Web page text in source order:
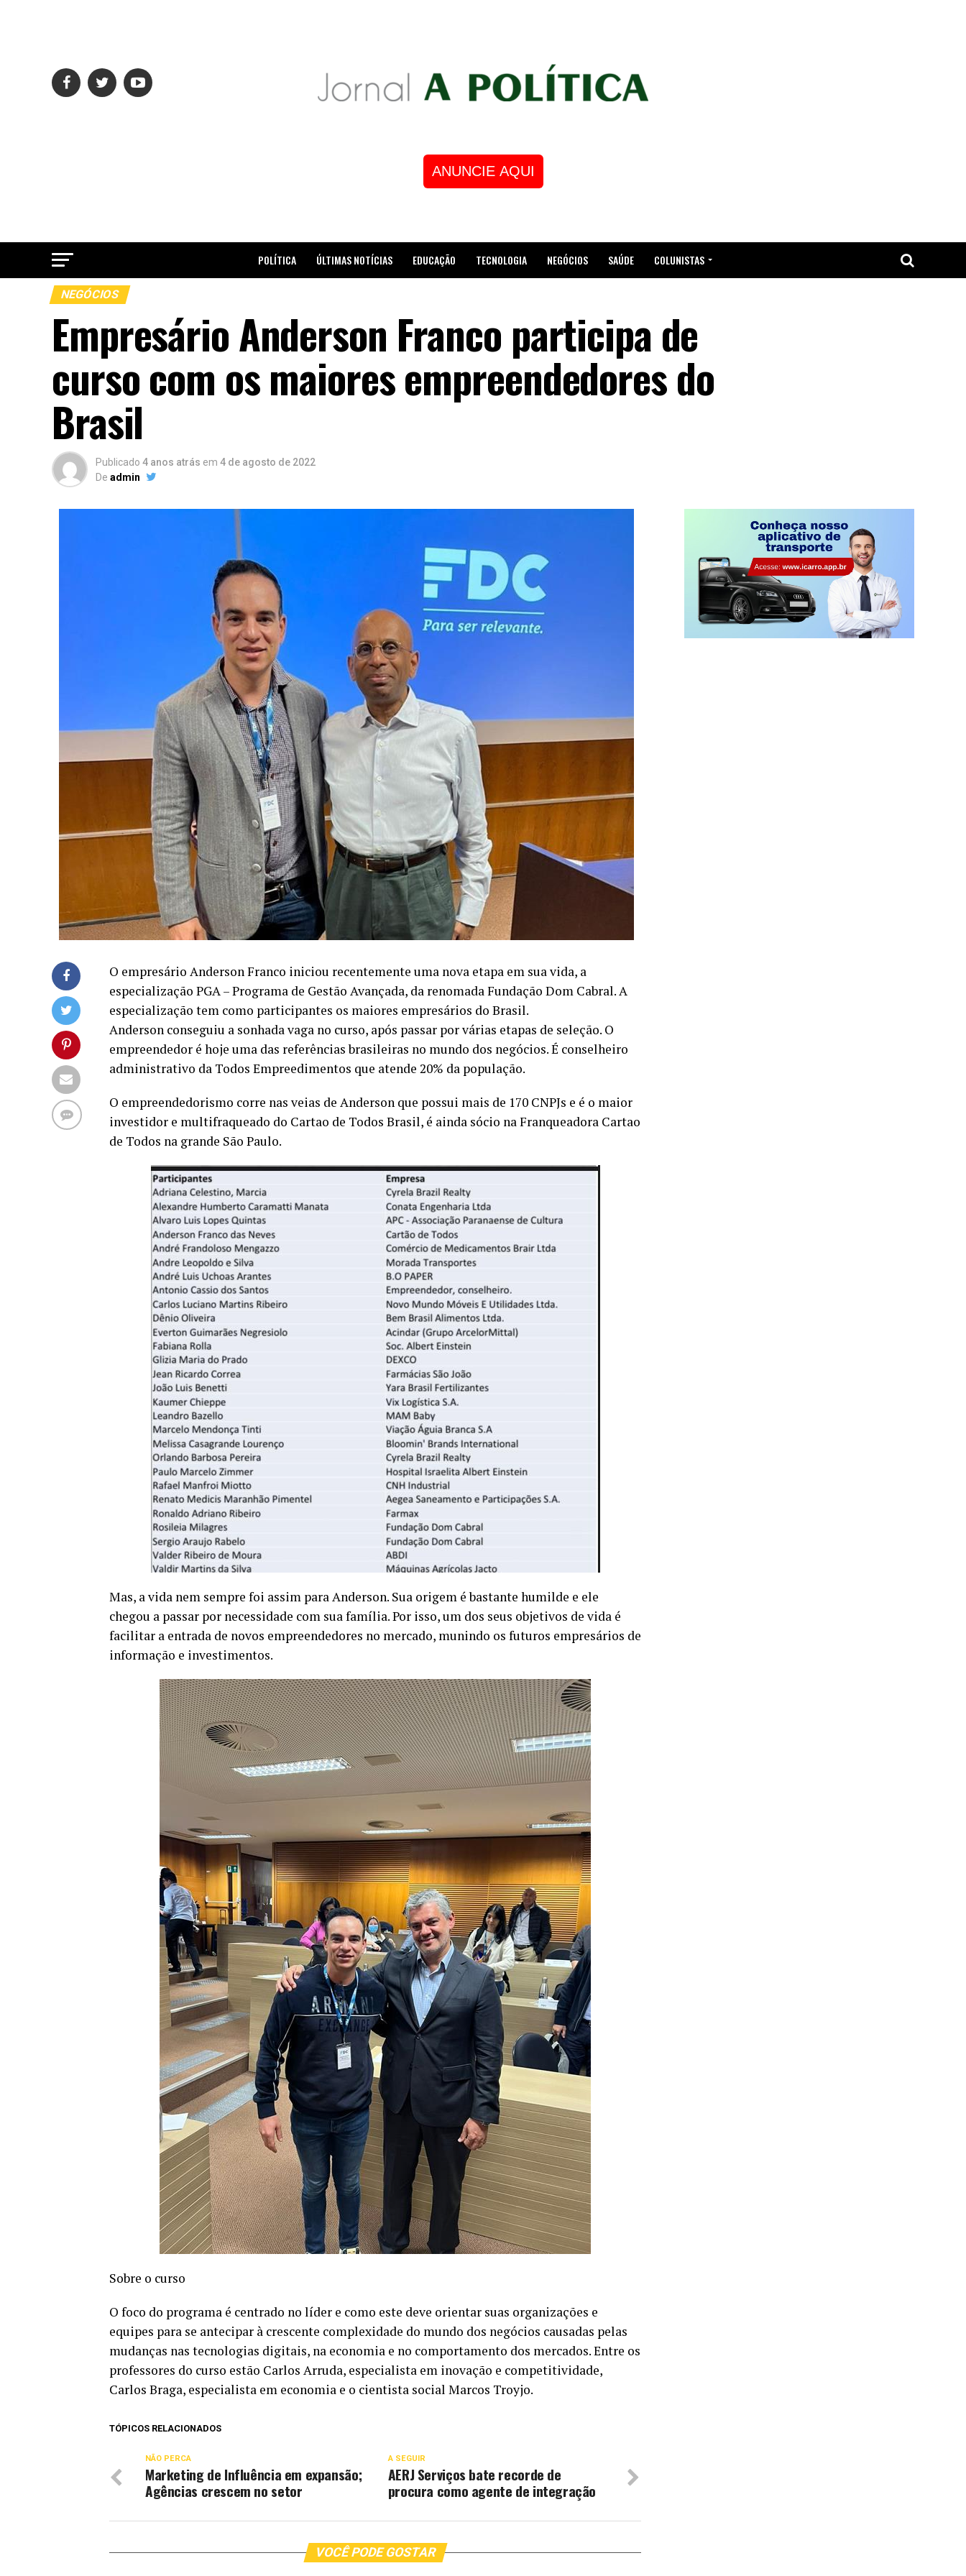
ANUNCIE AQUI
POLÍTICA ÚLTIMAS NOTÍCIAS EDUCAÇÃO TECNOLOGIA NEGÓCIOS SAÚDE COLUNISTAS
NEGÓCIOS
Empresário Anderson Franco participa de
curso com os maiores empreendedores do
Brasil
Publicado 4 anos atrás em 4 de agosto de 2022
De admin
O empresário Anderson Franco iniciou recentemente uma nova etapa em sua vida, a
especialização PGA – Programa de Gestão Avançada, da renomada Fundação Dom Cabral. A
especialização tem como participantes os maiores empresários do Brasil.
Anderson conseguiu a sonhada vaga no curso, após passar por várias etapas de seleção. O
empreendedor é hoje uma das referências brasileiras no mundo dos negócios. É conselheiro
administrativo da Todos Empreedimentos que atende 20% da população.
O empreendedorismo corre nas veias de Anderson que possui mais de 170 CNPJs e é o maior
investidor e multifraqueado do Cartao de Todos Brasil, é ainda sócio na Franqueadora Cartao
de Todos na grande São Paulo.
Mas, a vida nem sempre foi assim para Anderson. Sua origem é bastante humilde e ele
chegou a passar por necessidade com sua família. Por isso, um dos seus objetivos de vida é
facilitar a entrada de novos empreendedores no mercado, munindo os futuros empresários de
informação e investimentos.
Sobre o curso
O foco do programa é centrado no líder e como este deve orientar suas organizações e
equipes para se antecipar à crescente complexidade do mundo dos negócios causadas pelas
mudanças nas tecnologias digitais, na economia e no comportamento dos mercados. Entre os
professores do curso estão Carlos Arruda, especialista em inovação e competitividade,
Carlos Braga, especialista em economia e o cientista social Marcos Troyjo.
TÓPICOS RELACIONADOS
A SEGUIR
AERJ Serviços bate recorde de
procura como agente de integração
NÃO PERCA
Marketing de Influência em expansão;
Agências crescem no setor
VOCÊ PODE GOSTAR